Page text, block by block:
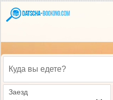
Куда вы едете?
Заезд